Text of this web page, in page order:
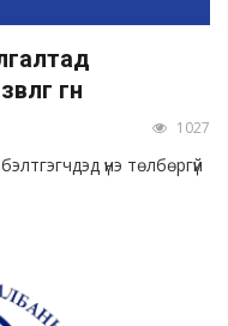
өгнө
1027
үнэ төлбөргүй